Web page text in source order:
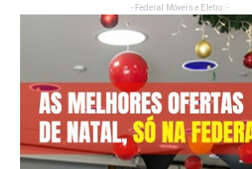
- Federal Móveis e Eletro: -